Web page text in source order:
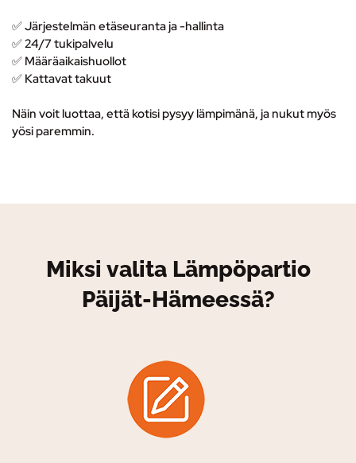
✅ Järjestelmän etäseuranta ja -hallinta
✅24/7 tukipalvelu
✅ Määräaikaishuollot
✅ Kattavat takuut
Näin voit luottaa, että kotisi pysyy lämpimänä, ja nukut myös
yösi paremmin.
Miksi valita Lämpöpartio
Päijät-Hämeessä?